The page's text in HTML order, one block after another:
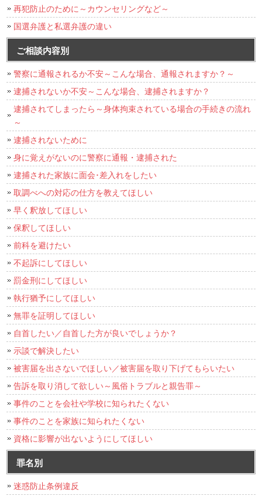
再犯防止のために～カウンセリングなど～
国選弁護と私選弁護の違い
ご相談内容別
警察に通報されるか不安～こんな場合、通報されますか？～
逮捕されないか不安～こんな場合、逮捕されますか？
逮捕されてしまったら～身体拘束されている場合の手続きの流れ
～
逮捕されないために
身に覚えがないのに警察に通報・逮捕された
逮捕された家族に面会･差入れをしたい
取調べへの対応の仕方を教えてほしい
早く釈放してほしい
保釈してほしい
前科を避けたい
不起訴にしてほしい
罰金刑にしてほしい
執行猶予にしてほしい
無罪を証明してほしい
自首したい／自首した方が良いでしょうか？
示談で解決したい
被害届を出さないでほしい／被害届を取り下げてもらいたい
告訴を取り消して欲しい～風俗トラブルと親告罪～
事件のことを会社や学校に知られたくない
事件のことを家族に知られたくない
資格に影響が出ないようにしてほしい
罪名別
迷惑防止条例違反